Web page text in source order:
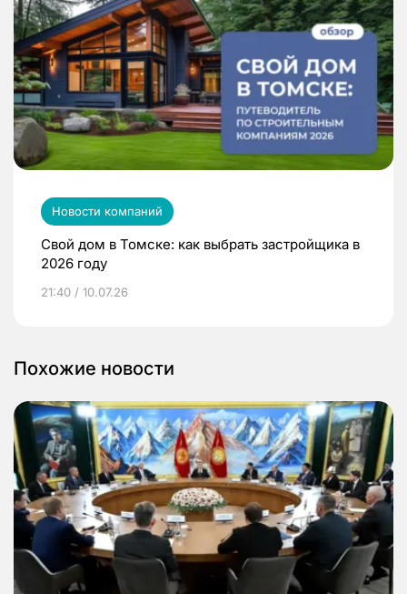
Новости компаний
Свой дом в Томске: как выбрать застройщика в
2026 году
21:40 / 10.07.26
Похожие новости